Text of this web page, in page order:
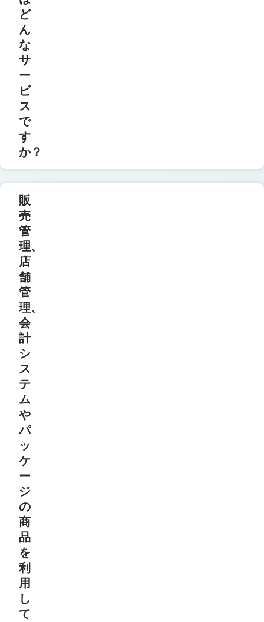
ど
ん
な
サ
ー
ビ
ス
で
す
か？
販
売
管
理、
店
舗
管
理、
会
計
シ
ス
テ
ム
や
パ
ッ
ケ
ー
ジ
の
商
品
を
利
用
し
て